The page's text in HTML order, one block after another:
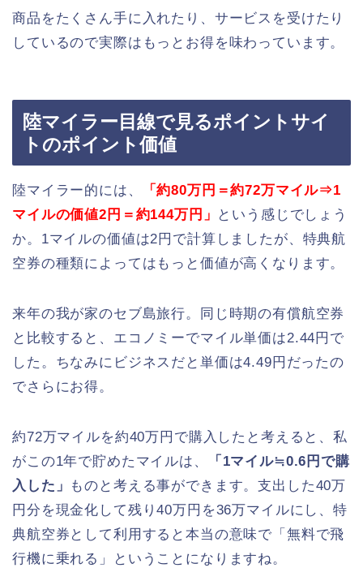
商品をたくさん手に入れたり、サービスを受けたり
しているので実際はもっとお得を味わっています。
陸マイラー目線で見るポイントサイ
トのポイント価値
陸マイラー的には、
「約80万円＝約72万マイル⇒1
マイルの価値2円＝約144万円」
という感じでしょう
か。1マイルの価値は2円で計算しましたが、特典航
空券の種類によってはもっと価値が高くなります。
来年の我が家のセブ島旅行。同じ時期の有償航空券
と比較すると、エコノミーでマイル単価は2.44円で
した。ちなみにビジネスだと単価は4.49円だったの
でさらにお得。
約72万マイルを約40万円で購入したと考えると、私
がこの1年で貯めたマイルは、
「1マイル≒0.6円で購
入した」
ものと考える事ができます。支出した40万
円分を現金化して残り40万円を36万マイルにし、特
典航空券として利用すると本当の意味で「無料で飛
行機に乗れる」ということになりますね。